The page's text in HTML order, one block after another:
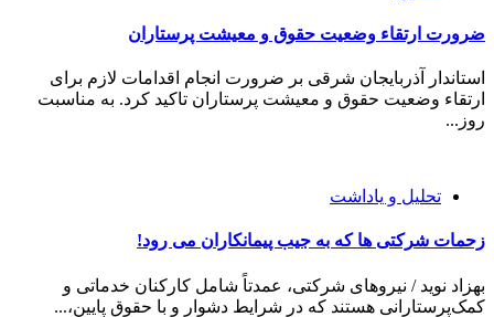
ضرورت ارتقاء وضعیت حقوق و معیشت پرستاران
استاندار آذربایجان شرقی بر ضرورت انجام اقدامات لازم برای
ارتقاء وضعیت حقوق و معیشت پرستاران تاکید کرد. به مناسبت
روز...
تحلیل و یاداشت
زحمات شرکتی ها که به جیب پیمانکاران می رود!
بهزاد نوید / نیروهای شرکتی، عمدتاً شامل کارکنان خدماتی و
کمک‌پرستارانی هستند که در شرایط دشوار و با حقوق پایین،...